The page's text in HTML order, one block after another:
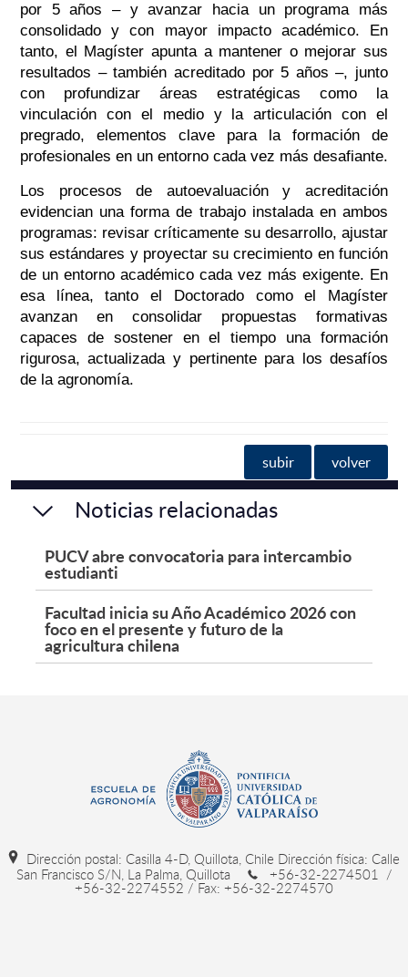
por 5 años – y avanzar hacia un programa más
consolidado y con mayor impacto académico. En
tanto, el Magíster apunta a mantener o mejorar sus
resultados – también acreditado por 5 años –, junto
con profundizar áreas estratégicas como la
vinculación con el medio y la articulación con el
pregrado, elementos clave para la formación de
profesionales en un entorno cada vez más desafiante.
Los procesos de autoevaluación y acreditación
evidencian una forma de trabajo instalada en ambos
programas: revisar críticamente su desarrollo, ajustar
sus estándares y proyectar su crecimiento en función
de un entorno académico cada vez más exigente. En
esa línea, tanto el Doctorado como el Magíster
avanzan en consolidar propuestas formativas
capaces de sostener en el tiempo una formación
rigurosa, actualizada y pertinente para los desafíos
de la agronomía.
subir volver
Noticias relacionadas
PUCV abre convocatoria para intercambio
estudianti
Facultad inicia su Año Académico 2026 con
foco en el presente y futuro de la
agricultura chilena
Dirección postal: Casilla 4-D, Quillota, Chile Dirección física: Calle
San Francisco S/N, La Palma, Quillota
+56-32-2274501 /
+56-32-2274552 / Fax: +56-32-2274570